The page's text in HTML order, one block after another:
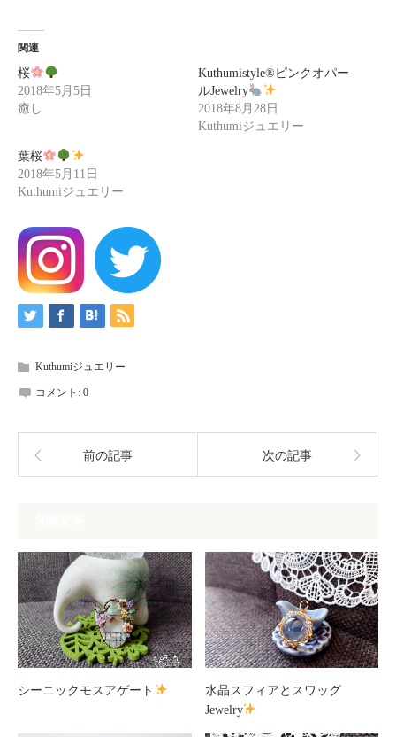
関連
桜
2018年5月5日
癒し
Kuthumistyle®ピンクオパー
ルJewelry
2018年8月28日
Kuthumiジュエリー
葉桜
2018年5月11日
Kuthumiジュエリー
Kuthumiジュエリー
コメント: 0
前の記事 次の記事
シーニックモスアゲート
水晶スフィアとスワッグ
Jewelry